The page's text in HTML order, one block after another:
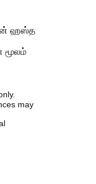
ஹஸ்த
மூலம்
may